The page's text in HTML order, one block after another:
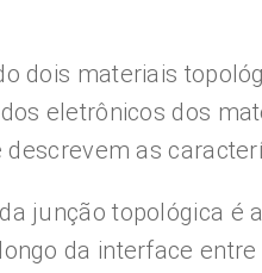
dois materiais
eletrônicos dos
as
junção topológica é
da interface